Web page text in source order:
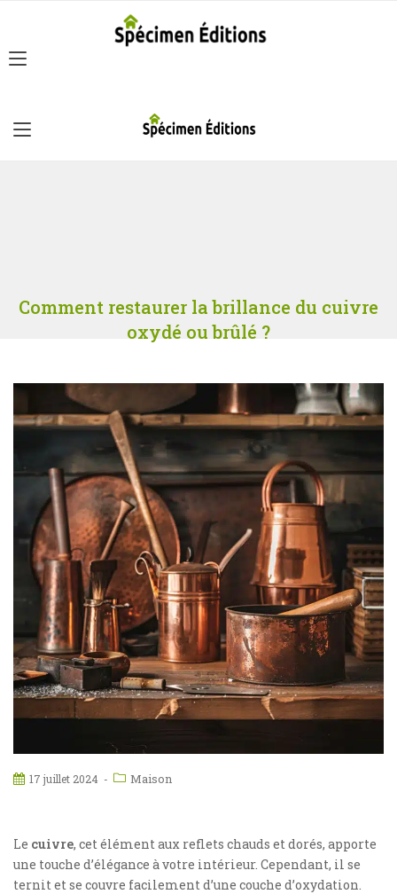
Comment restaurer la brillance du cuivre
oxydé ou brûlé ?
17 juillet 2024 Maison
Le cuivre, cet élément aux reflets chauds et dorés, apporte
une touche d’élégance à votre intérieur. Cependant, il se
ternit et se couvre facilement d’une couche d’oxydation.